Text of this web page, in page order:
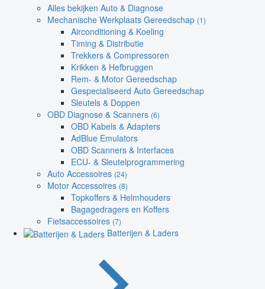
Alles bekijken Auto & Diagnose
Mechanische Werkplaats Gereedschap (1)
Airconditioning & Koeling
Timing & Distributie
Trekkers & Compressoren
Krikken & Hefbruggen
Rem- & Motor Gereedschap
Gespecialiseerd Auto Gereedschap
Sleutels & Doppen
OBD Diagnose & Scanners (6)
OBD Kabels & Adapters
AdBlue Emulators
OBD Scanners & Interfaces
ECU- & Sleutelprogrammering
Auto Accessoires (24)
Motor Accessoires (8)
Topkoffers & Helmhouders
Bagagedragers en Koffers
Fietsaccessoires (7)
Batterijen & Laders